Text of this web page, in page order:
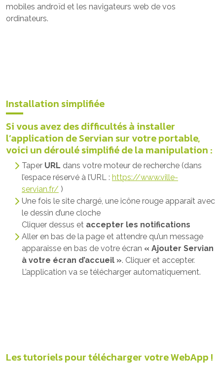
mobiles androïd et les navigateurs web de vos
ordinateurs.
Installation simplifiée
Si vous avez des difficultés à installer
l’application de Servian sur votre portable,
voici un déroulé simplifié de la manipulation :
Taper URL dans votre moteur de recherche (dans
l’espace réservé à l’URL : https://www.ville-
servian.fr/ )
Une fois le site chargé, une icône rouge apparaît avec
le dessin d’une cloche
Cliquer dessus et accepter les notifications
Aller en bas de la page et attendre qu’un message
apparaisse en bas de votre écran « Ajouter Servian
à votre écran d’accueil ». Cliquer et accepter.
L’application va se télécharger automatiquement.
Les tutoriels pour télécharger votre WebApp !